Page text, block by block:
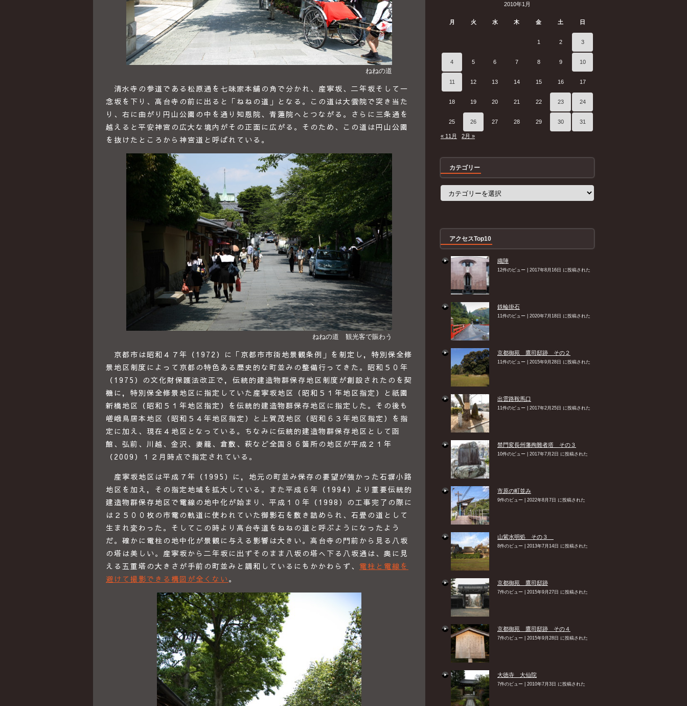
ねねの道
清水寺の参道である松原通を七味家本舗の角で分かれ、産寧坂、二年坂そして一
念坂を下り、高台寺の前に出ると「ねねの道」となる。この道は大雲院で突き当た
り、右に曲がり円山公園の中を通り知恩院、青蓮院へとつながる。さらに三条通を
越えると平安神宮の広大な境内がその正面に広がる。そのため、この道は円山公園
を抜けたところから神宮道と呼ばれている。
ねねの道 観光客で賑わう
京都市は昭和４７年（1972）に「京都市市街地景観条例」を制定し，特別保全修
景地区制度によって京都の特色ある歴史的な町並みの整備行ってきた。昭和５０年
（1975）の文化財保護法改正で，伝統的建造物群保存地区制度が創設されたのを契
機に，特別保全修景地区に指定していた産寧坂地区（昭和５１年地区指定）と祇園
新橋地区（昭和５１年地区指定）を伝統的建造物群保存地区に指定した。その後も
嵯峨鳥居本地区（昭和５４年地区指定）と上賀茂地区（昭和６３年地区指定）を指
定に加え、現在４地区となっている。ちなみに伝統的建造物群保存地区として函
館、弘前、川越、金沢、妻籠、倉敷、萩など全国８６箇所の地区が平成２１年
（2009）１２月時点で指定されている。
産寧坂地区は平成７年（1995）に，地元の町並み保存の要望が強かった石塀小路
地区を加え，その指定地域を拡大している。また平成６年（1994）より重要伝統的
建造物群保存地区で電線の地中化が始まり、平成１０年（1998）の工事完了の際に
は２５００枚の市電の軌道に使われていた御影石を敷き詰められ、石畳の道として
生まれ変わった。そしてこの時より高台寺道をねねの道と呼ぶようになったよう
だ。確かに電柱の地中化が景観に与える影響は大きい。高台寺の門前から見る八坂
の塔は美しい。産寧坂から二年坂に出ずそのまま八坂の塔へ下る八坂通は、奥に見
える五重塔の大きさが手前の町並みと調和しているにもかかわらず、 電柱と電線を
避けて撮影できる構図が全くない 。
2010年1月
月 火 水 木 金 土 日
1 2 3
4 5 6 7 8 9 10
11 12 13 14 15 16 17
18 19 20 21 22 23 24
25 26 27 28 29 30 31
« 11月 2月 »
カテゴリー
カ
アクセスTop10
織陣
12件のビュー 2017年8月16日 に投稿された
鉄輪掛石
11件のビュー 2020年7月18日 に投稿された
京都御苑 鷹司邸跡 その２
11件のビュー 2015年9月28日 に投稿された
出雲路鞍馬口
11件のビュー 2017年2月25日 に投稿された
禁門変長州藩殉難者塔 その３
10件のビュー 2017年7月2日 に投稿された
市原の町並み
9件のビュー 2022年8月7日 に投稿された
山紫水明処 その３
8件のビュー 2013年7月14日 に投稿された
京都御苑 鷹司邸跡
7件のビュー 2015年9月27日 に投稿された
京都御苑 鷹司邸跡 その４
7件のビュー 2015年9月28日 に投稿された
大徳寺 大仙院
7件のビュー 2010年7月3日 に投稿された